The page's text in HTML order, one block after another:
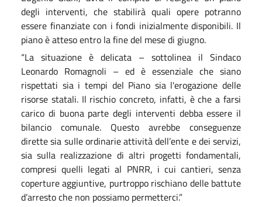
degli interventi, che stabilirà quali opere potranno
essere finanziate con i fondi inizialmente disponibili. Il
piano è atteso entro la fine del mese di giugno.
“La situazione è delicata – sottolinea il Sindaco
Leonardo Romagnoli – ed è essenziale che siano
rispettati sia i tempi del Piano sia l'erogazione delle
risorse statali. Il rischio concreto, infatti, è che a farsi
carico di buona parte degli interventi debba essere il
bilancio comunale. Questo avrebbe conseguenze
dirette sia sulle ordinarie attività dell’ente e dei servizi,
sia sulla realizzazione di altri progetti fondamentali,
compresi quelli legati al PNRR, i cui cantieri, senza
coperture aggiuntive, purtroppo rischiano delle battute
d’arresto che non possiamo permetterci.”